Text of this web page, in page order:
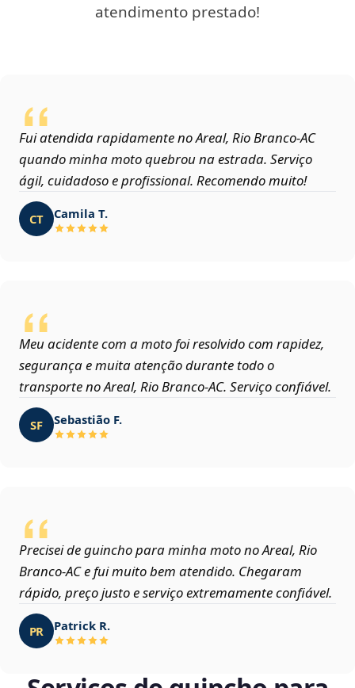
atendimento prestado!
Fui atendida rapidamente no Areal, Rio Branco‑AC
quando minha moto quebrou na estrada. Serviço
ágil, cuidadoso e profissional. Recomendo muito!
CT Camila T.
Meu acidente com a moto foi resolvido com rapidez,
segurança e muita atenção durante todo o
transporte no Areal, Rio Branco‑AC. Serviço confiável.
SF Sebastião F.
Precisei de guincho para minha moto no Areal, Rio
Branco‑AC e fui muito bem atendido. Chegaram
rápido, preço justo e serviço extremamente confiável.
PR Patrick R.